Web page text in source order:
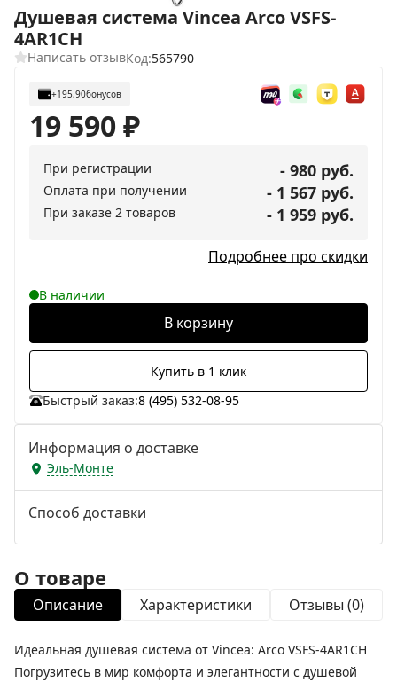
Душевая система Vincea Arco VSFS-
4AR1CH
Написать отзывКод:565790
+195,90бонусов
19 590₽
При регистрации - 980 руб.
Оплата при получении - 1 567 руб.
При заказе 2 товаров - 1 959 руб.
Подробнее про скидки
В наличии
В корзину
Купить в 1 клик
Быстрый заказ:8 (495) 532-08-95
Информация о доставке
Эль-Монте
Способ доставки
О товаре
Описание Характеристики Отзывы (0)
Идеальная душевая система от Vincea: Arco VSFS-4AR1CH
Погрузитесь в мир комфорта и элегантности с душевой